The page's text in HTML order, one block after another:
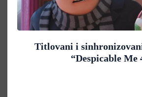
Titlovani i
“Despicable Me